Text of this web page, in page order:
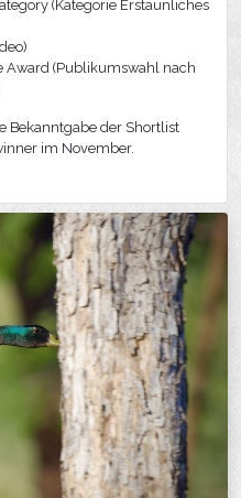
(Kategorie Erstaunliches
Award (Publikumswahl nach
Bekanntgabe der Shortlist
im November.